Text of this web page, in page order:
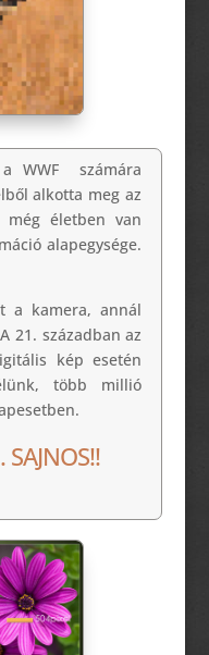
WWF számára
alkotta meg az
életben van
alapegysége.
a kamera, annál
21. században az
kép esetén
több millió